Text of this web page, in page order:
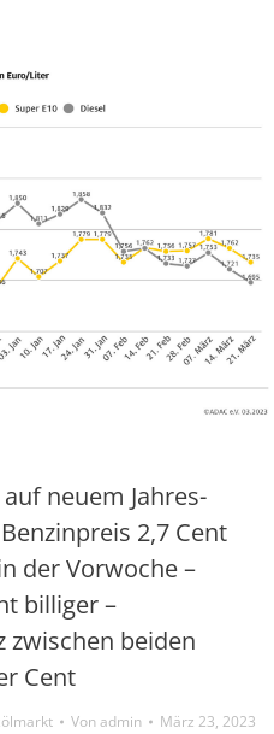
neuem Jahres-
2,7 Cent
der Vorwoche –
billiger –
zwischen beiden
Cent
Vonadmin März 23, 2023